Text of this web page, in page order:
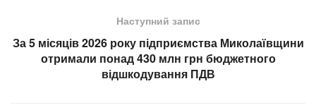
Наступний запис
За 5 місяців 2026 року підприємства Миколаївщини
отримали понад 430 млн грн бюджетного
відшкодування ПДВ